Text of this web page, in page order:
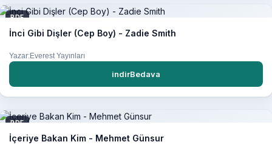
PDF
İnci Gibi Dişler (Cep Boy) - Zadie Smith
Yazar:Everest Yayınları
indirBedava
PDF
İçeriye Bakan Kim - Mehmet Günsur